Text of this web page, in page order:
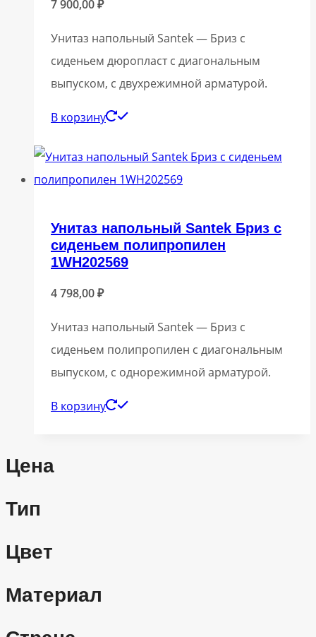
7 900,00₽
Унитаз напольный Santek — Бриз с
сиденьем дюропласт с диагональным
выпуском, с двухрежимной арматурой.
В корзину
Унитаз напольный Santek Бриз с
сиденьем полипропилен
1WH202569
4 798,00₽
Унитаз напольный Santek — Бриз с
сиденьем полипропилен с диагональным
выпуском, с однорежимной арматурой.
В корзину
Цена
Тип
Цвет
Материал